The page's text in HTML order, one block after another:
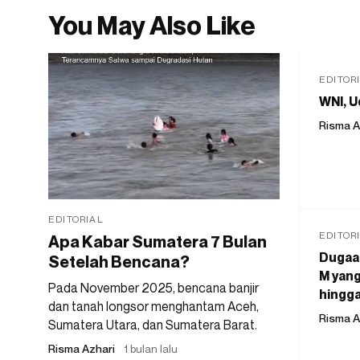
You May Also Like
EDITORIAL
Apa Kabar Sumatera 7 Bulan
Setelah Bencana?
Pada November 2025, bencana banjir
dan tanah longsor menghantam Aceh,
Sumatera Utara, dan Sumatera Barat.
Risma Azhari 1 bulan lalu
WNI,
Risma
M
Risma